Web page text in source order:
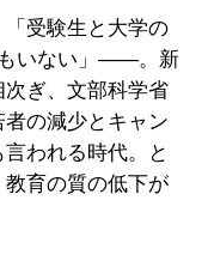
受験生と大学の
もいない」――。新
ぎ、文部科学省
の減少とキャン
われる時代。と
育の質の低下が